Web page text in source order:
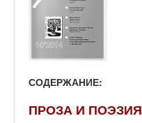
СОДЕРЖАНИЕ:
ПРОЗА И ПОЭЗИЯ